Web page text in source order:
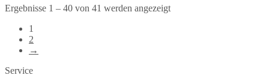
Produktseite
gewählt
werden
auf
weist
Varianten
auf.
Die
können
weist
Ergebnisse 1 – 40 von 41 werden angezeigt
1
2
→
Service